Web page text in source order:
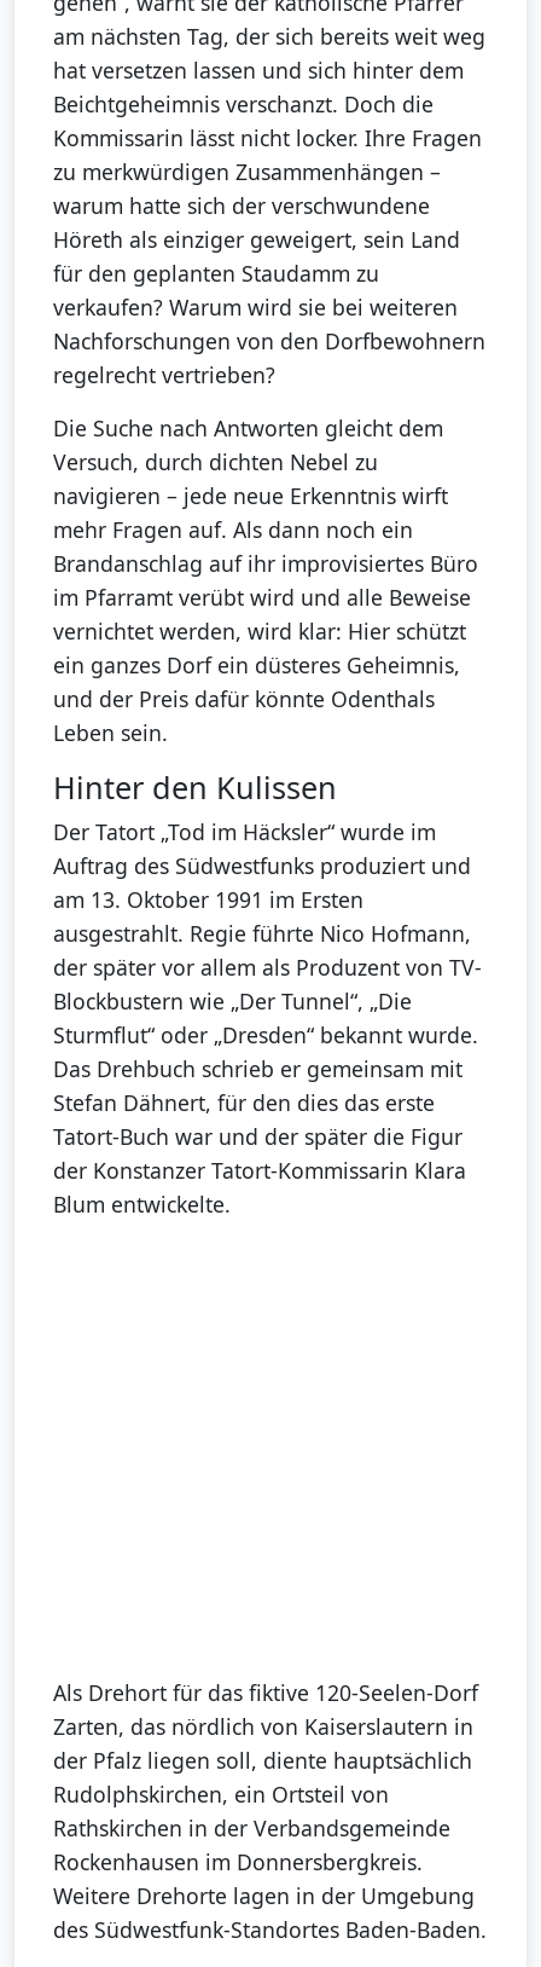
am nächsten Tag, der sich bereits weit weg
hat versetzen lassen und sich hinter dem
Beichtgeheimnis verschanzt. Doch die
Kommissarin lässt nicht locker. Ihre Fragen
zu merkwürdigen Zusammenhängen –
warum hatte sich der verschwundene
Höreth als einziger geweigert, sein Land
für den geplanten Staudamm zu
verkaufen? Warum wird sie bei weiteren
Nachforschungen von den Dorfbewohnern
regelrecht vertrieben?
Die Suche nach Antworten gleicht dem
Versuch, durch dichten Nebel zu
navigieren – jede neue Erkenntnis wirft
mehr Fragen auf. Als dann noch ein
Brandanschlag auf ihr improvisiertes Büro
im Pfarramt verübt wird und alle Beweise
vernichtet werden, wird klar: Hier schützt
ein ganzes Dorf ein düsteres Geheimnis,
und der Preis dafür könnte Odenthals
Leben sein.
Hinter den Kulissen
Der Tatort „Tod im Häcksler“ wurde im
Auftrag des Südwestfunks produziert und
am 13. Oktober 1991 im Ersten
ausgestrahlt. Regie führte Nico Hofmann,
der später vor allem als Produzent von TV-
Blockbustern wie „Der Tunnel“, „Die
Sturmflut“ oder „Dresden“ bekannt wurde.
Das Drehbuch schrieb er gemeinsam mit
Stefan Dähnert, für den dies das erste
Tatort-Buch war und der später die Figur
der Konstanzer Tatort-Kommissarin Klara
Blum entwickelte.
Als Drehort für das fiktive 120-Seelen-Dorf
Zarten, das nördlich von Kaiserslautern in
der Pfalz liegen soll, diente hauptsächlich
Rudolphskirchen, ein Ortsteil von
Rathskirchen in der Verbandsgemeinde
Rockenhausen im Donnersbergkreis.
Weitere Drehorte lagen in der Umgebung
des Südwestfunk-Standortes Baden-Baden.